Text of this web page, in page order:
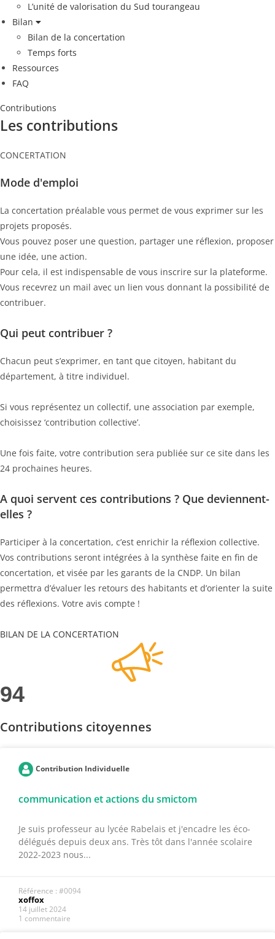
L’unité de valorisation du Sud tourangeau
Bilan
Bilan de la concertation
Temps forts
Ressources
FAQ
Contributions
Les contributions
CONCERTATION
Mode d'emploi
La concertation préalable vous permet de vous exprimer sur les
projets proposés.
Vous pouvez poser une question, partager une réflexion, proposer
une idée, une action.
Pour cela, il est indispensable de vous inscrire sur la plateforme.
Vous recevrez un mail avec un lien vous donnant la possibilité de
contribuer.
Qui peut contribuer ?
Chacun peut s’exprimer, en tant que citoyen, habitant du
département, à titre individuel.
Si vous représentez un collectif, une association par exemple,
choisissez ‘contribution collective’.
Une fois faite, votre contribution sera publiée sur ce site dans les
24 prochaines heures.
A quoi servent ces contributions ? Que deviennent-
elles ?
Participer à la concertation, c’est enrichir la réflexion collective.
Vos contributions seront intégrées à la synthèse faite en fin de
concertation, et visée par les garants de la CNDP. Un bilan
permettra d’évaluer les retours des habitants et d’orienter la suite
des réflexions. Votre avis compte !
BILAN DE LA CONCERTATION
94
Contributions citoyennes
Contribution Individuelle
communication et actions du smictom
Je suis professeur au lycée Rabelais et j'encadre les éco-
délégués depuis deux ans. Très tôt dans l'année scolaire
2022-2023 nous...
Référence : #0094
xoffox
14 juillet 2024
1 commentaire